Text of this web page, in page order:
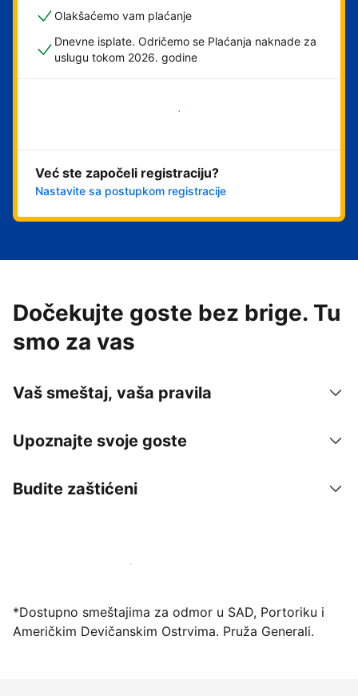
Olakšaćemo vam plaćanje
Dnevne isplate. Odričemo se Plaćanja naknade za
uslugu tokom 2026. godine
Počnite odmah
Već ste započeli registraciju?
Nastavite sa postupkom registracije
Dočekujte goste bez brige. Tu
smo za vas
Vaš smeštaj, vaša pravila
Upoznajte svoje goste
Budite zaštićeni
Registrujte svoj objekat već danas
*Dostupno smeštajima za odmor u SAD, Portoriku i
Američkim Devičanskim Ostrvima. Pruža Generali.